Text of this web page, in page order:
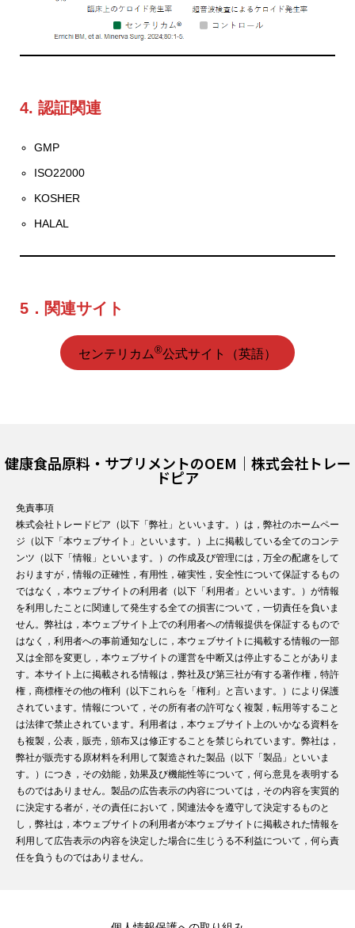
4. 認証関連
GMP
ISO22000
KOSHER
HALAL
5．関連サイト
センテリカム®公式サイト（英語）
健康食品原料・サプリメントのOEM｜株式会社トレー
ドピア
免責事項
株式会社トレードピア（以下「弊社」といいます。）は，弊社のホームペー
ジ（以下「本ウェブサイト」といいます。）上に掲載している全てのコンテ
ンツ（以下「情報」といいます。）の作成及び管理には，万全の配慮をして
おりますが，情報の正確性，有用性，確実性，安全性について保証するもの
ではなく，本ウェブサイトの利用者（以下「利用者」といいます。）が情報
を利用したことに関連して発生する全ての損害について，一切責任を負いま
せん。弊社は，本ウェブサイト上での利用者への情報提供を保証するもので
はなく，利用者への事前通知なしに，本ウェブサイトに掲載する情報の一部
又は全部を変更し，本ウェブサイトの運営を中断又は停止することがありま
す。本サイト上に掲載される情報は，弊社及び第三社が有する著作権，特許
権，商標権その他の権利（以下これらを「権利」と言います。）により保護
されています。情報について，その所有者の許可なく複製，転用等すること
は法律で禁止されています。利用者は，本ウェブサイト上のいかなる資料を
も複製，公表，販売，頒布又は修正することを禁じられています。弊社は，
弊社が販売する原材料を利用して製造された製品（以下「製品」といいま
す。）につき，その効能，効果及び機能性等について，何ら意見を表明する
ものではありません。製品の広告表示の内容については，その内容を実質的
に決定する者が，その責任において，関連法令を遵守して決定するものと
し，弊社は，本ウェブサイトの利用者が本ウェブサイトに掲載された情報を
利用して広告表示の内容を決定した場合に生じうる不利益について，何ら責
任を負うものではありません。